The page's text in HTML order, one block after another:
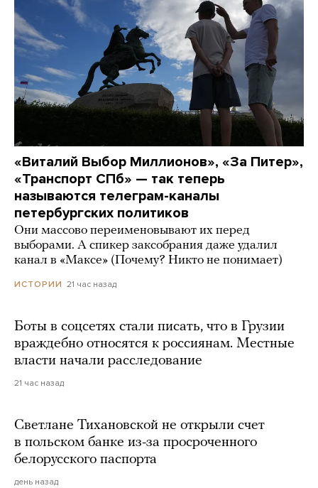
«Виталий Выбор Миллионов», «За Питер»,
«Транспорт СПб» — так теперь
называются телеграм-каналы
петербургских политиков
Они массово переименовывают их перед
выборами. А спикер заксобрания даже удалил
канал в «Максе» (Почему? Никто не понимает)
ИСТОРИИ 21 час назад
Боты в соцсетях стали писать, что в Грузии
враждебно относятся к россиянам. Местные
власти начали расследование
21 час назад
Светлане Тихановской не открыли счет
в польском банке из-за просроченного
белорусского паспорта
день назад